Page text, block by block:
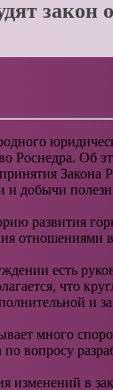
закон
Об
и добычи
развития
отношениями
есть
что
и
много
изменений в